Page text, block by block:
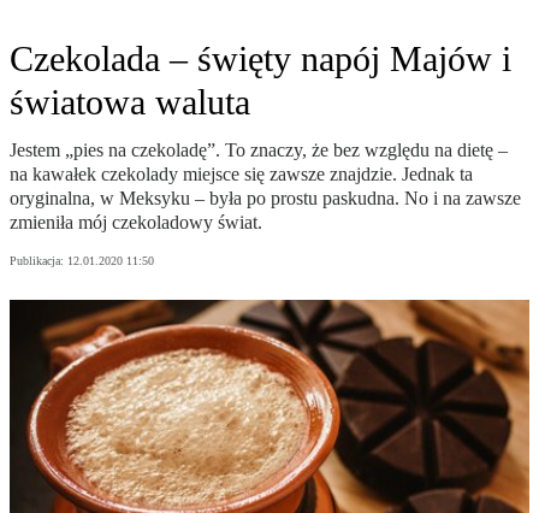
Czekolada – święty napój Majów i
światowa waluta
Jestem „pies na czekoladę”. To znaczy, że bez względu na dietę –
na kawałek czekolady miejsce się zawsze znajdzie. Jednak ta
oryginalna, w Meksyku – była po prostu paskudna. No i na zawsze
zmieniła mój czekoladowy świat.
Publikacja: 12.01.2020 11:50